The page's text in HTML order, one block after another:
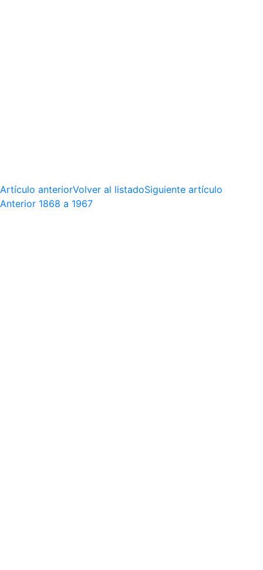
Artículo anteriorVolver al listadoSiguiente artículo
Anterior 1868 a 1967